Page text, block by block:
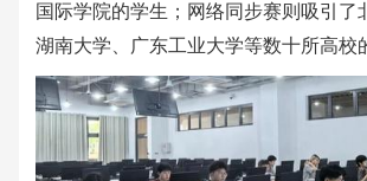
国际学院的学生；网络同步赛则吸引了
湖南大学、广东工业大学等数十所高校